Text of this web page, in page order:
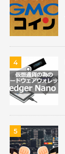
4
5